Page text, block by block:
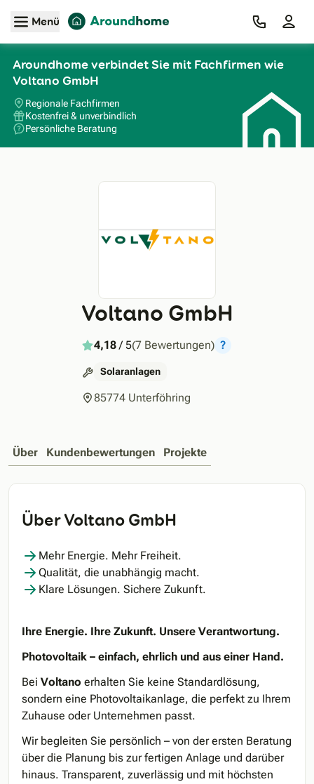
Zum Hauptinhalt
Menü
Aroundhome verbindet Sie mit Fachfirmen wie
Voltano GmbH
Regionale Fachfirmen
Kostenfrei & unverbindlich
Persönliche Beratung
Voltano GmbH
4,18/ 5(7 Bewertungen) ?
Solaranlagen
85774 Unterföhring
Über Kundenbewertungen Projekte
Über Voltano GmbH
Mehr Energie. Mehr Freiheit.
Qualität, die unabhängig macht.
Klare Lösungen. Sichere Zukunft.
Ihre Energie. Ihre Zukunft. Unsere Verantwortung.
Photovoltaik – einfach, ehrlich und aus einer Hand.
Bei Voltano erhalten Sie keine Standardlösung,
sondern eine Photovoltaikanlage, die perfekt zu Ihrem
Zuhause oder Unternehmen passt.
Wir begleiten Sie persönlich – von der ersten Beratung
über die Planung bis zur fertigen Anlage und darüber
hinaus. Transparent, zuverlässig und mit höchsten